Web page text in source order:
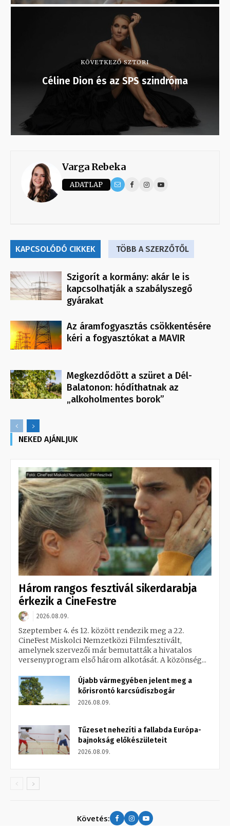
KÖVETKEZŐ SZTORI
Céline Dion és az SPS szindróma
Varga Rebeka
ADATLAP
KAPCSOLÓDÓ CIKKEK TÖBB A SZERZŐTŐL
Szigorít a kormány: akár le is
kapcsolhatják a szabályszegő
gyárakat
Az áramfogyasztás csökkentésére
kéri a fogyasztókat a MAVIR
Megkezdődött a szüret a Dél-
Balatonon: hódíthatnak az
„alkoholmentes borok”
NEKED AJÁNLJUK
Három rangos fesztivál sikerdarabja
érkezik a CineFestre
2026.08.09.
Szeptember 4. és 12. között rendezik meg a 22.
CineFest Miskolci Nemzetközi Filmfesztivált,
amelynek szervezői már bemutatták a hivatalos
versenyprogram első három alkotását. A közönség...
Újabb vármegyében jelent meg a
kőrisrontó karcsúdíszbogár
2026.08.09.
Tűzeset nehezíti a fallabda Európa-
bajnokság előkészületeit
2026.08.09.
Követés: